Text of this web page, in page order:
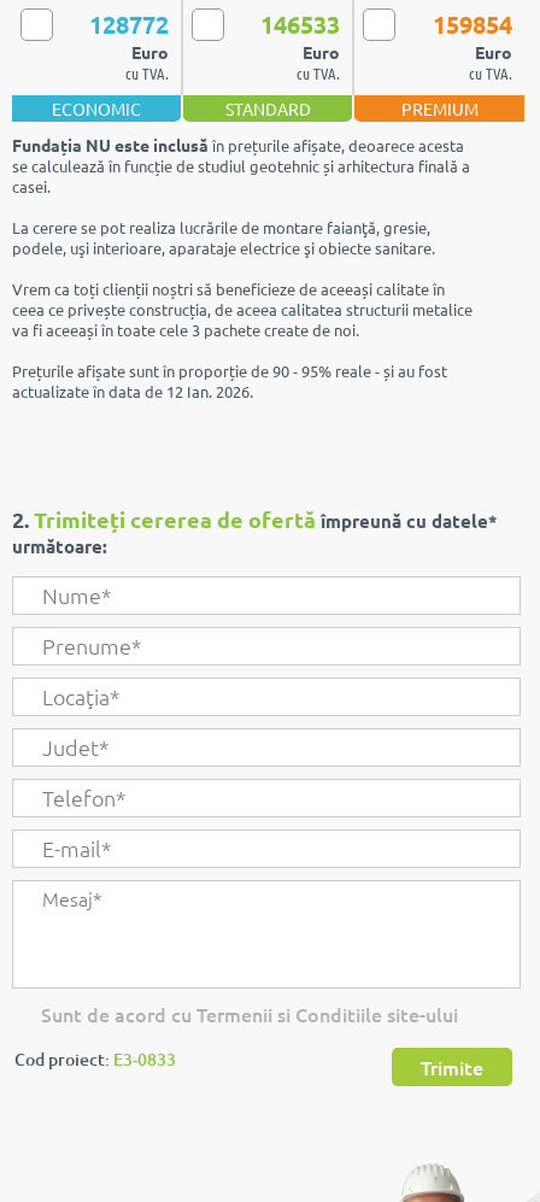
128772
Euro
cu TVA.
146533
Euro
cu TVA.
159854
Euro
cu TVA.
ECONOMIC STANDARD
PREMIUM
Fundația NU este inclusă în prețurile afișate, deoarece acesta
se calculează în funcție de studiul geotehnic și arhitectura finală a
casei.
La cerere se pot realiza lucrările de montare faianţă, gresie,
podele, uşi interioare, aparataje electrice şi obiecte sanitare.
Vrem ca toți clienții noștri să beneficieze de aceeași calitate în
ceea ce privește construcția, de aceea calitatea structurii metalice
va fi aceeași în toate cele 3 pachete create de noi.
Prețurile afișate sunt în proporție de 90 - 95% reale - și au fost
actualizate în data de 12 Ian. 2026.
2. Trimiteți cererea de ofertă împreună cu datele*
următoare:
Sunt de acord cu Termenii si Conditiile site-ului
Cod proiect: E3-0833 Trimite